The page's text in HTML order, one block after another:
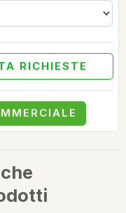
RICHIESTE